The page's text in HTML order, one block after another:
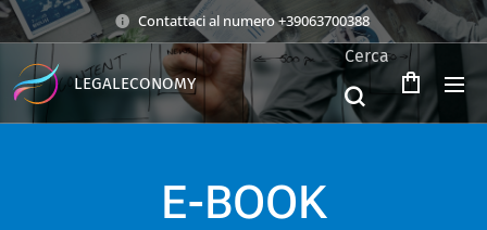
Contattaci al numero +39063700388
LEGALECONOMY
Cerca
E-BOOK